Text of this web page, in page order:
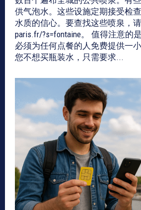
供气泡水。这些设施定期接受检
水质的信心。要查找这些喷泉，
paris.fr/?s=fontaine。 值得注意的
必须为任何点餐的人免费提供一
您不想买瓶装水，只需要求...